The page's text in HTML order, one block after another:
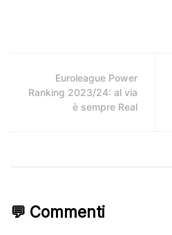
Euroleague Power
Ranking 2023/24: al via
è sempre Real
💬 Commenti